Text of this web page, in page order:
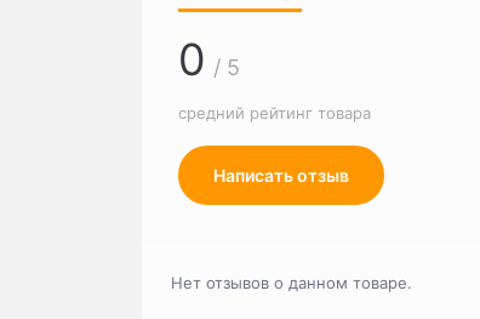
0 / 5
средний рейтинг товара
Написать отзыв
Нет отзывов о данном товаре.